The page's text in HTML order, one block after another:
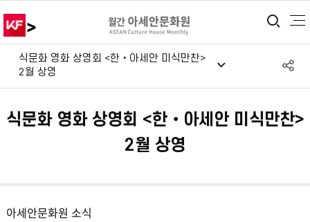
> 통
식문화 영화 상영회 <한‧아세안 미식만찬>
2월 상영
식문화 영화 상영회 <한‧아세안 미식만찬>
2월 상영
아세안문화원 소식